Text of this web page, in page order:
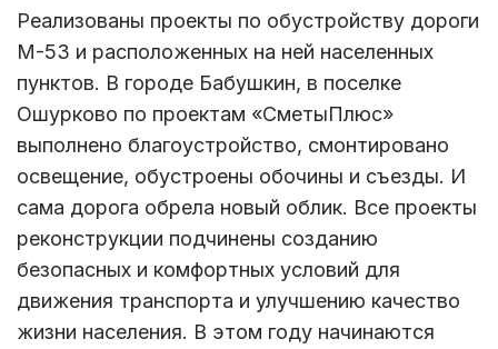
Реализованы проекты по обустройству дороги
М-53 и расположенных на ней населенных
пунктов. В городе Бабушкин, в поселке
Ошурково по проектам «СметыПлюс»
выполнено благоустройство, смонтировано
освещение, обустроены обочины и съезды. И
сама дорога обрела новый облик. Все проекты
реконструкции подчинены созданию
безопасных и комфортных условий для
движения транспорта и улучшению качество
жизни населения. В этом году начинаются